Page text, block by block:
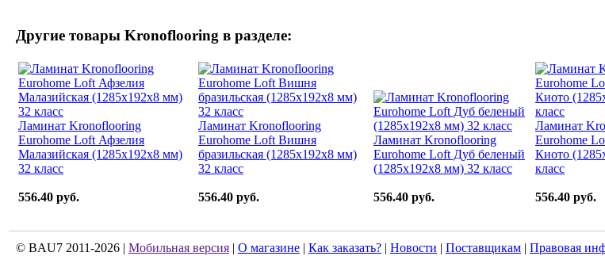
Другие товары Kronoflooring в разделе:
Ламинат Kronoflooring
Eurohome Loft Афзелия
Малазийская (1285x192x8 мм)
32 класс
556.40 руб.
Ламинат Kronoflooring
Eurohome Loft Вишня
бразильская (1285x192x8 мм)
32 класс
556.40 руб.
Ламинат Kronoflooring
Eurohome Loft Дуб беленый
(1285x192x8 мм) 32 класс
556.40 руб.
Ламинат
Eurohome
Киото
класс
556.40 руб.
© BAU7 2011-2026 | Мобильная версия | О магазине | Как заказать? | Новости | Поставщикам | Правовая